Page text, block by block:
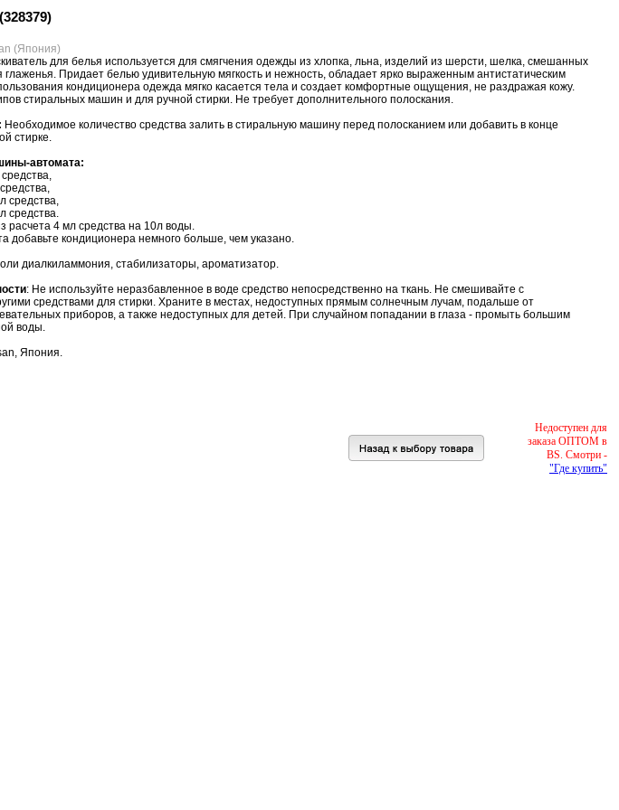
(Япония)
для белья используется для смягчения одежды из хлопка, льна, изделий из шерсти, шелка, смешанных
глаженья. Придает белью удивительную мягкость и нежность, обладает ярко выраженным антистатическим
кондиционера одежда мягко касается тела и создает комфортные ощущения, не раздражая кожу.
стиральных машин и для ручной стирки. Не требует дополнительного полоскания.
Необходимое количество средства залить в стиральную машину перед полосканием или добавить в конце
стирке.
автомата:
средства,
средства.
расчета 4 мл средства на 10л воды.
добавьте кондиционера немного больше, чем указано.
диалкиламмония, стабилизаторы, ароматизатор.
: Не используйте неразбавленное в воде средство непосредственно на ткань. Не смешивайте с
средствами для стирки. Храните в местах, недоступных прямым солнечным лучам, подальше от
приборов, а также недоступных для детей. При случайном попадании в глаза - промыть большим
воды.
Япония.
Недоступен для
заказа ОПТОМ в
BS. Смотри -
"Где купить"